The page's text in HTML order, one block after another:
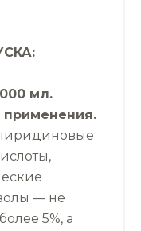
мл.
применения.
— не
5%, а